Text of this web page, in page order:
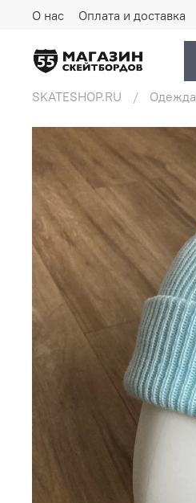
О нас Оплата и доставка
SKATESHOP.RU Одежда